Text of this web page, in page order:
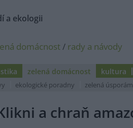
a ekologii
domácnost/ rady a návody
zelená domácnost kultura
ekologické poradny zelená úsporám
a chraň